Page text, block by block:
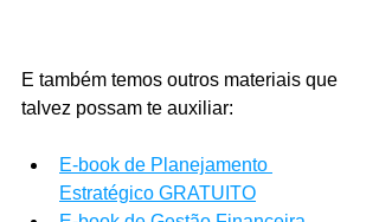
E também temos outros materiais que
talvez possam te auxiliar:
E-book de Planejamento
Estratégico GRATUITO